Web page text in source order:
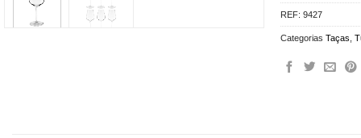
REF:9427
CategoriasTaças ,